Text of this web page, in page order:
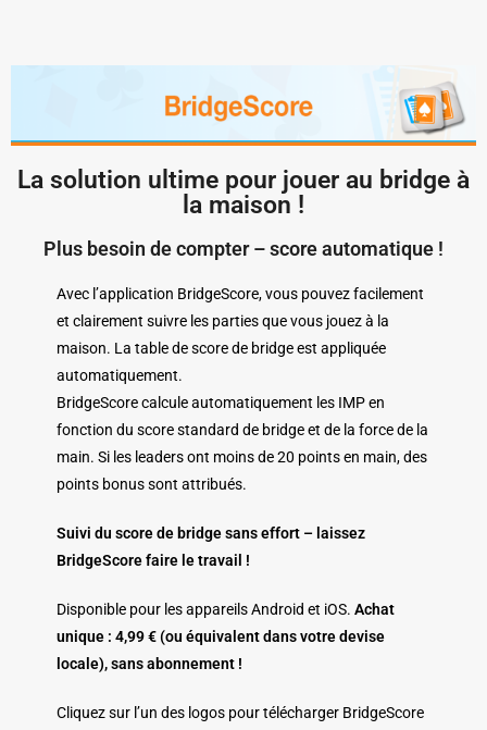
La solution ultime pour jouer au bridge à
la maison !
Plus besoin de compter – score automatique !
Avec l’application BridgeScore, vous pouvez facilement
et clairement suivre les parties que vous jouez à la
maison. La table de score de bridge est appliquée
automatiquement.
BridgeScore calcule automatiquement les IMP en
fonction du score standard de bridge et de la force de la
main. Si les leaders ont moins de 20 points en main, des
points bonus sont attribués.
Suivi du score de bridge sans effort – laissez
BridgeScore faire le travail !
Disponible pour les appareils Android et iOS.Achat
unique : 4,99 € (ou équivalent dans votre devise
locale), sans abonnement !
Cliquez sur l’un des logos pour télécharger BridgeScore